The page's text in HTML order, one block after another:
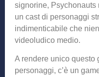
signorine, Psychonauts
un cast di personaggi
indimenticabile che
videoludico medio.
A rendere unico questo
personaggi, c’è un